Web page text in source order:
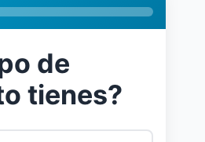
de
tienes?